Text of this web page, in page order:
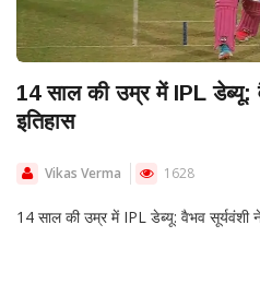
14 साल की उम्र में IPL डेब्यू:
इतिहास
Vikas Verma 1628
14 साल की उम्र में IPL डेब्यू: वैभव सूर्यवंशी